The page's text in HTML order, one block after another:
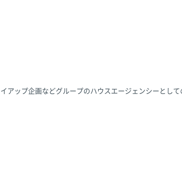
ップ企画などグループのハウスエージェンシーとし